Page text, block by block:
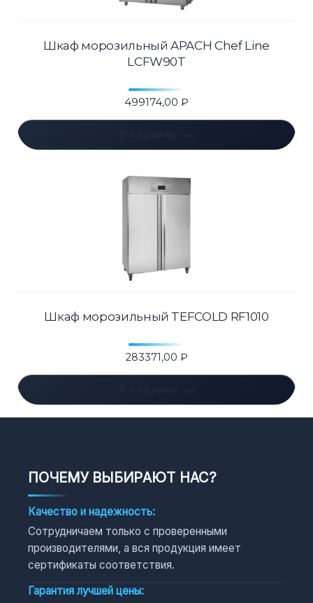
Шкаф морозильный APACH Chef Line
LCFW90T
499174,00 ₽
Шкаф морозильный TEFCOLD RF1010
283371,00 ₽
ПОЧЕМУ ВЫБИРАЮТ НАС?
Качество и надежность:
Сотрудничаем только с проверенными
производителями, а вся продукция имеет
сертификаты соответствия.
Гарантия лучшей цены: